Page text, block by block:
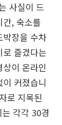
사실이 드
간, 숙소를
박장을 수차
즐겼다는
이 온라인
커졌습니
로 지목된
각각 30경